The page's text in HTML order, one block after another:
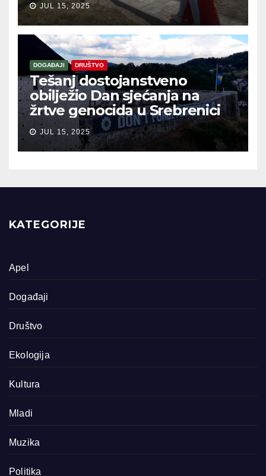
JUL 15, 2025
DOGAĐAJI DRUŠTVO
Tešanj dostojanstveno
obilježio Dan sjećanja na
žrtve genocida u Srebrenici
JUL 15, 2025
KATEGORIJE
Apel
Događaji
Društvo
Ekologija
Kultura
Mladi
Muzika
Politika